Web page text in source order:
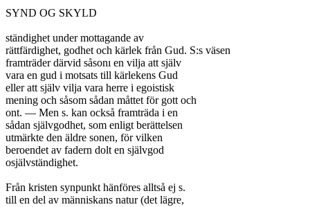
SYND OG SKYLD
ständighet under mottagande av
rättfärdighet, godhet och kärlek från Gud. S:s väsen
framträder därvid såsonı en vilja att själv
vara en gud i motsats till kärlekens Gud
eller att själv vilja vara herre i egoistisk
mening och såsom sådan måttet för gott och
ont. — Men s. kan också framträda i en
sådan självgodhet, som enligt berättelsen
utmärkte den äldre sonen, för vilken
beroendet av fadern dolt en självgod
osjälvständighet.
Från kristen synpunkt hänföres alltså ej s.
till en del av människans natur (det lägre,